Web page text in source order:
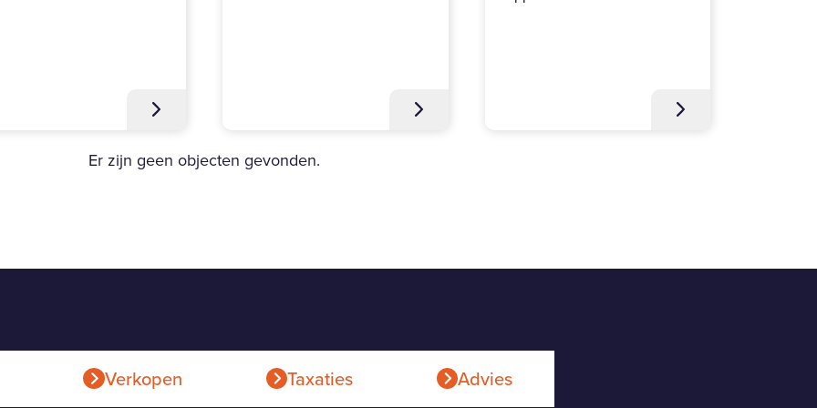
Er zijn geen objecten gevonden.
Verkopen Taxaties Advies